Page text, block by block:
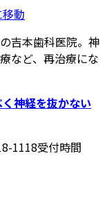
動
吉本歯科医院。神
など、再治療にな
1118受付時間